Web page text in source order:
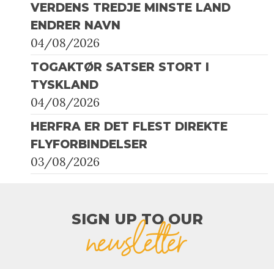
VERDENS TREDJE MINSTE LAND
ENDRER NAVN
04/08/2026
TOGAKTØR SATSER STORT I
TYSKLAND
04/08/2026
HERFRA ER DET FLEST DIREKTE
FLYFORBINDELSER
03/08/2026
SIGN UP TO OUR​
newsletter